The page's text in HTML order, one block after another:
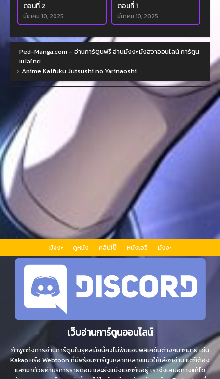
ตอนที่ 2
มีนาคม 10, 2025
ตอนที่ 1
มีนาคม 10, 2025
Ped-Manga.com – อ่านการ์ตูนฟรี อ่านมังงะ มังฮวาออนไลน์ การ์ตูน
แปลไทย
› Anime Kaifuku Jutsushi no Yarinaoshi
มังงะ ดูหนัง คลิปโป๊ หนังเอวี มังงะ
เว็บอ่านการ์ตูนออนไลน์
ถ้าพูดถึงการอ่านการ์ตูนในยุคสมัยนี้คงไม่พ้นแอปพลิเคชันต่างๆมากมาย เช่น
Kakao หรือ Webtoon ที่มีพร้อมการ์ตูนหลากหลายแนวให้เลือกอ่าน แต่ก็ต้อง
แลกมาด้วยค่าบริการรายตอน และยังแบ่งแยกกันอยู่ เราจึงเสนอทางแก้ไข